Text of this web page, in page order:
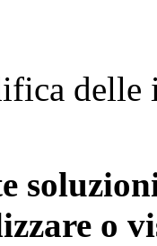
delle
o